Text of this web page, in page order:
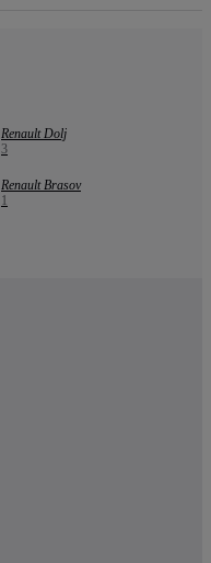
Renault Dolj
3
Renault Brasov
1